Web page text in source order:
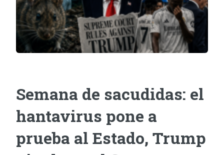
Semana de sacudidas: el
hantavirus pone a
prueba al Estado, Trump